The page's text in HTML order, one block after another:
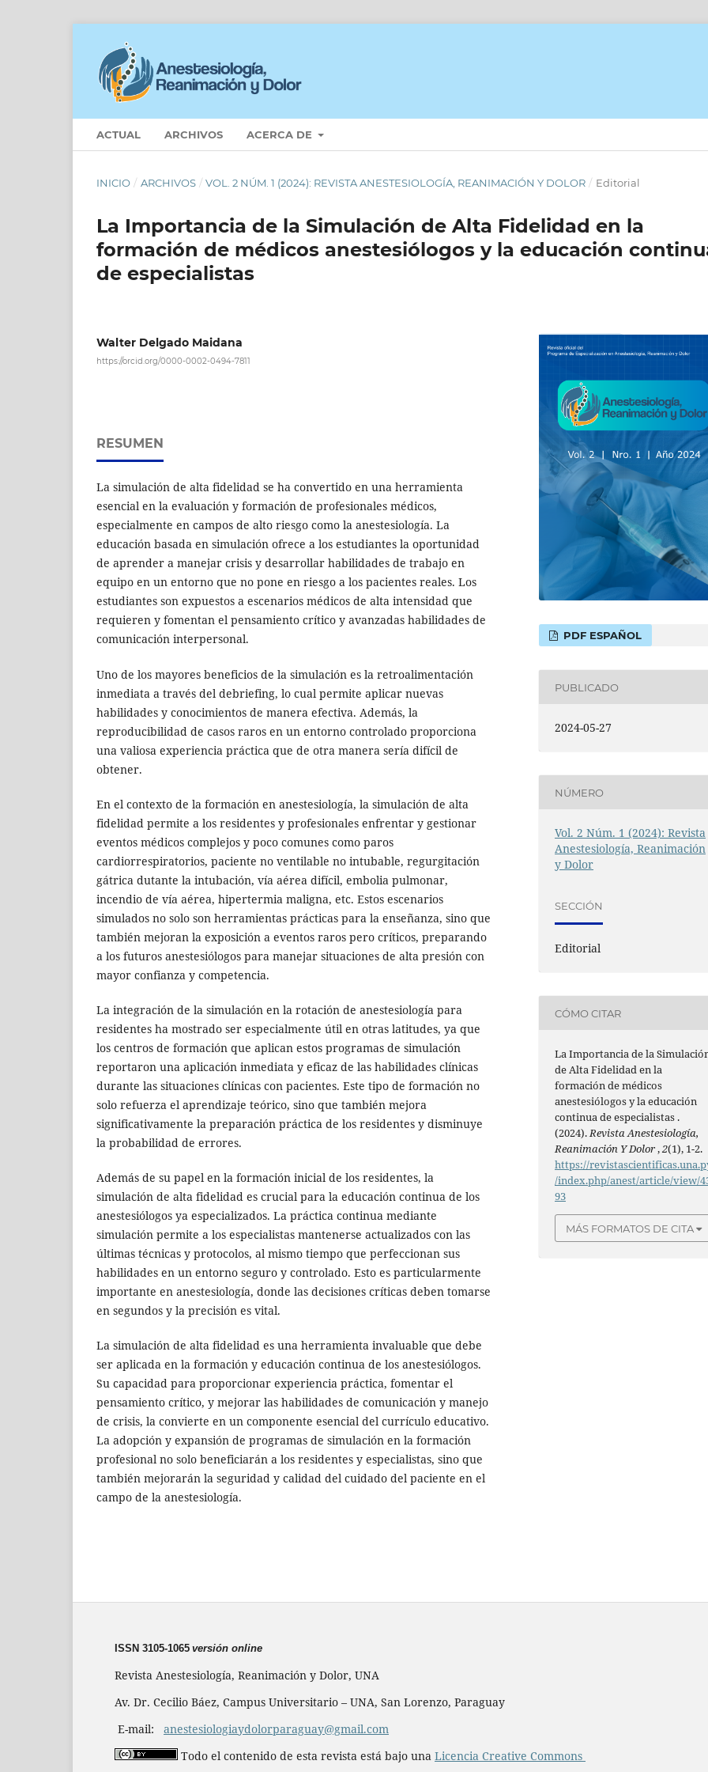
ACTUAL ARCHIVOS ACERCA DE
INICIO / ARCHIVOS / VOL. 2 NÚM. 1 (2024): REVISTA ANESTESIOLOGÍA, REANIMACIÓN Y DOLOR / Editorial
La Importancia de la Simulación de Alta Fidelidad en la
formación de médicos anestesiólogos y la educación
de especialistas
Walter Delgado Maidana
https://orcid.org/0000-0002-0494-7811
RESUMEN
La simulación de alta fidelidad se ha convertido en una herramienta
esencial en la evaluación y formación de profesionales médicos,
especialmente en campos de alto riesgo como la anestesiología. La
educación basada en simulación ofrece a los estudiantes la oportunidad
de aprender a manejar crisis y desarrollar habilidades de trabajo en
equipo en un entorno que no pone en riesgo a los pacientes reales. Los
estudiantes son expuestos a escenarios médicos de alta intensidad que
requieren y fomentan el pensamiento crítico y avanzadas habilidades de
comunicación interpersonal.
Uno de los mayores beneficios de la simulación es la retroalimentación
inmediata a través del debriefing, lo cual permite aplicar nuevas
habilidades y conocimientos de manera efectiva. Además, la
reproducibilidad de casos raros en un entorno controlado proporciona
una valiosa experiencia práctica que de otra manera sería difícil de
obtener.
En el contexto de la formación en anestesiología, la simulación de alta
fidelidad permite a los residentes y profesionales enfrentar y gestionar
eventos médicos complejos y poco comunes como paros
cardiorrespiratorios, paciente no ventilable no intubable, regurgitación
gátrica dutante la intubación, vía aérea difícil, embolia pulmonar,
incendio de vía aérea, hipertermia maligna, etc. Estos escenarios
simulados no solo son herramientas prácticas para la enseñanza, sino que
también mejoran la exposición a eventos raros pero críticos, preparando
a los futuros anestesiólogos para manejar situaciones de alta presión con
mayor confianza y competencia.
La integración de la simulación en la rotación de anestesiología para
residentes ha mostrado ser especialmente útil en otras latitudes, ya que
los centros de formación que aplican estos programas de simulación
reportaron una aplicación inmediata y eficaz de las habilidades clínicas
durante las situaciones clínicas con pacientes. Este tipo de formación no
solo refuerza el aprendizaje teórico, sino que también mejora
significativamente la preparación práctica de los residentes y disminuye
la probabilidad de errores.
Además de su papel en la formación inicial de los residentes, la
simulación de alta fidelidad es crucial para la educación continua de los
anestesiólogos ya especializados. La práctica continua mediante
simulación permite a los especialistas mantenerse actualizados con las
últimas técnicas y protocolos, al mismo tiempo que perfeccionan sus
habilidades en un entorno seguro y controlado. Esto es particularmente
importante en anestesiología, donde las decisiones críticas deben tomarse
en segundos y la precisión es vital.
La simulación de alta fidelidad es una herramienta invaluable que debe
ser aplicada en la formación y educación continua de los anestesiólogos.
Su capacidad para proporcionar experiencia práctica, fomentar el
pensamiento crítico, y mejorar las habilidades de comunicación y manejo
de crisis, la convierte en un componente esencial del currículo educativo.
La adopción y expansión de programas de simulación en la formación
profesional no solo beneficiarán a los residentes y especialistas, sino que
también mejorarán la seguridad y calidad del cuidado del paciente en el
campo de la anestesiología.
PDF ESPAÑOL
PUBLICADO
2024-05-27
NÚMERO
Vol. 2 Núm. 1 (2024): Revista
Anestesiología, Reanimación
y Dolor
SECCIÓN
Editorial
CÓMO CITAR
La Importancia de la
de Alta Fidelidad en la
formación de médicos
anestesiólogos y la educación
continua de especialistas .
(2024).Revista Anestesiología,
Reanimación Y Dolor,2(1), 1-2.
https://
/index.php/anest/article/view/
93
MÁS FORMATOS DE CITA
ISSN 3105-1065 versión online
Revista Anestesiología, Reanimación y Dolor, UNA
Av. Dr. Cecilio Báez, Campus Universitario – UNA, San Lorenzo, Paraguay
E-mail: anestesiologiaydolorparaguay@gmail.com
Todo el contenido de esta revista está bajo una Licencia Creative Commons